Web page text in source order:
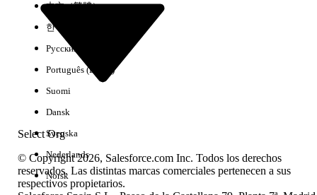
No hay resultados
Select Org
中文（繁體）
한국어
Русский
Português (Brasil)
Suomi
Dansk
Svenska
Nederlands
Norsk
© Copyright 2026, Salesforce.com Inc. Todos los derechos
reservados. Las distintas marcas comerciales pertenecen a sus
respectivos propietarios.